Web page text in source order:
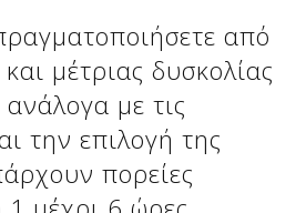
από
μέτριας δυσκολίας
με τις
την επιλογή της
πορείες